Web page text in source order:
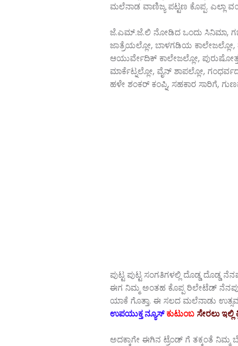
ಮಲೆನಾಡ ವಾಣಿಜ್ಯ ಪಟ್ಟಣ ಕೊಪ್ಪ. ಎಲ್ಲಾ
ಜೆ.ಎಮ್.ಜೆ.ಲಿ ನೋಡಿದ ಒಂದು ಸಿನಿಮಾ,
ಜಾತ್ರೆಯಲ್ಲೋ, ಬಾಳಗಡಿಯ
ಆಯುರ್ವೇದಿಕ್ ಕಾಲೇಜಲ್ಲೋ,
ಮಾರ್ಕೆಟ್ನಲ್ಲೋ, ವೈನ್ ಶಾಪಲ್ಲೋ,
ಹಳೇ ಶಂಕರ್ ಕಂಪ್ನಿ, ಸಹಕಾರ ಸಾರಿಗೆ,
ಪುಟ್ಟ ಪುಟ್ಟ ಸಂಗತಿಗಳಲ್ಲಿ ದೊಡ್ಡ ದೊಡ್ಡ
ಈಗ ನಿಮ್ಮ ಅಂತಹ ಕೊಪ್ಪ ರಿಲೇಟೆಡ್
ಯಾಕೆ ಗೊತ್ತಾ. ಈ ಸಲದ ಮಲೆನಾಡು
ಉಪಯುಕ್ತ ನ್ಯೂಸ್ಕುಟುಂಬ ಸೇರಲು ಇಲ್ಲಿ
ಅದಕ್ಕಾಗೇ ಈಗಿನ ಟ್ರೆಂಡ್ ಗೆ ತಕ್ಕಂತೆ ನಿಮ್ಮ